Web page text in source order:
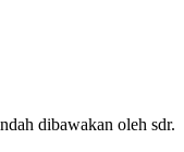
dibawakan oleh sdr.